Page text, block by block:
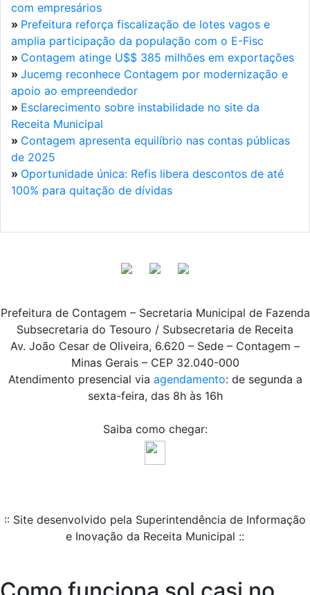
com empresários
» Prefeitura reforça fiscalização de lotes vagos e
amplia participação da população com o E-Fisc
» Contagem atinge U$$ 385 milhões em exportações
» Jucemg reconhece Contagem por modernização e
apoio ao empreendedor
» Esclarecimento sobre instabilidade no site da
Receita Municipal
» Contagem apresenta equilíbrio nas contas públicas
de 2025
» Oportunidade única: Refis libera descontos de até
100% para quitação de dívidas
Prefeitura de Contagem – Secretaria Municipal de Fazenda
Subsecretaria do Tesouro / Subsecretaria de Receita
Av. João Cesar de Oliveira, 6.620 – Sede – Contagem –
Minas Gerais – CEP 32.040-000
Atendimento presencial via agendamento: de segunda a
sexta-feira, das 8h às 16h
Saiba como chegar:
:: Site desenvolvido pela Superintendência de Informação
e Inovação da Receita Municipal ::